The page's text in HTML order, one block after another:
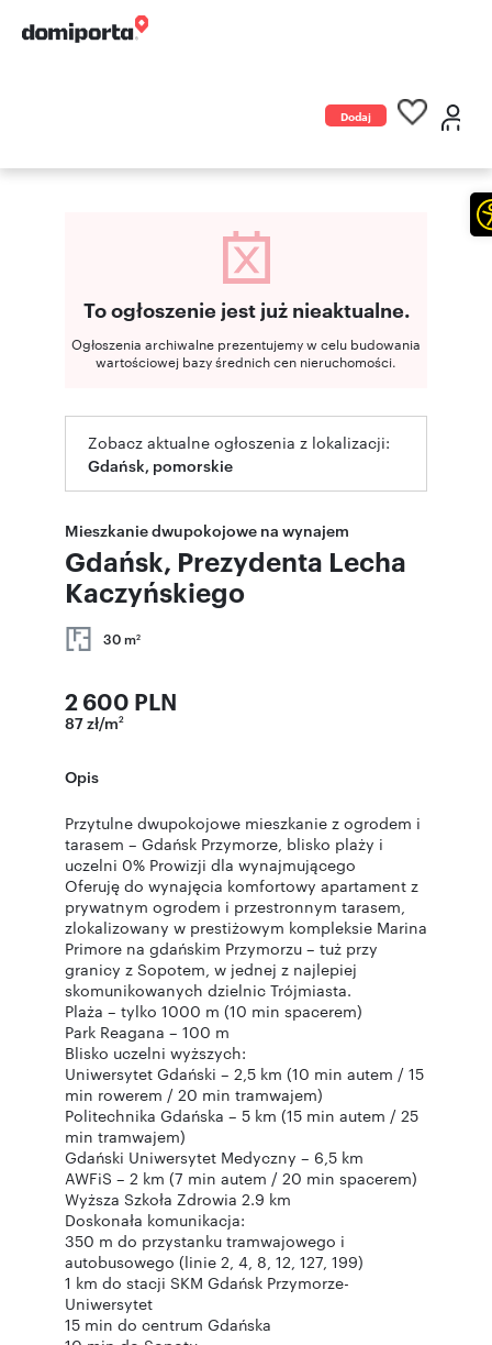
Dodaj
To ogłoszenie jest już nieaktualne.
Ogłoszenia archiwalne prezentujemy w celu budowania
wartościowej bazy średnich cen nieruchomości.
Zobacz aktualne ogłoszenia z lokalizacji:
Gdańsk, pomorskie
Mieszkanie dwupokojowe na wynajem
Gdańsk, Prezydenta Lecha
Kaczyńskiego
30 m2
2 600 PLN
87 zł/m2
Opis
Przytulne dwupokojowe mieszkanie z ogrodem i
tarasem – Gdańsk Przymorze, blisko plaży i
uczelni 0% Prowizji dla wynajmującego
Oferuję do wynajęcia komfortowy apartament z
prywatnym ogrodem i przestronnym tarasem,
zlokalizowany w prestiżowym kompleksie Marina
Primore na gdańskim Przymorzu – tuż przy
granicy z Sopotem, w jednej z najlepiej
skomunikowanych dzielnic Trójmiasta.
Plaża – tylko 1000 m (10 min spacerem)
Park Reagana – 100 m
Blisko uczelni wyższych:
Uniwersytet Gdański – 2,5 km (10 min autem / 15
min rowerem / 20 min tramwajem)
Politechnika Gdańska – 5 km (15 min autem / 25
min tramwajem)
Gdański Uniwersytet Medyczny – 6,5 km
AWFiS – 2 km (7 min autem / 20 min spacerem)
Wyższa Szkoła Zdrowia 2.9 km
Doskonała komunikacja:
350 m do przystanku tramwajowego i
autobusowego (linie 2, 4, 8, 12, 127, 199)
1 km do stacji SKM Gdańsk Przymorze-
Uniwersytet
15 min do centrum Gdańska